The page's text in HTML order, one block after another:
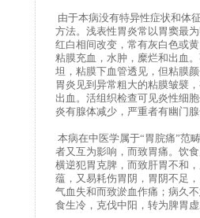
由于本病没有特异性症状和体
方法。浅表性胃炎常以胃窦最
红白相间改变，常有灰白色或
粘膜充血，水肿，糜烂和出血
坦，粘膜下血管透见，但粘膜
胃炎见到异常粗大的粘膜皱襞
出血。活组织检查可见炎性细
炎有腺体减少，严重者有幽门
本病在中医学属于“胃脘痛”范
者又互为影响，而致胃痛。饮
横逆犯胃克脾，而致肝胃不和
蕴，又易耗伤胃阴，胃阴不足
气血失和而致淤血作痛；病久
食生冷，克伐中阳，转为脾胃